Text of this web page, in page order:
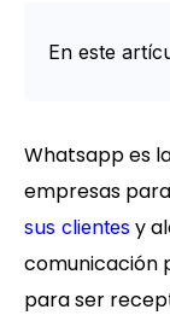
En este
Whatsapp es
empresas para
sus clientes y
comunicación
para ser